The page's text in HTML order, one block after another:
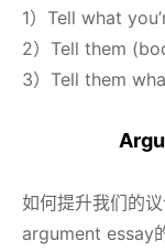
1）Tell what
2）Tell them
3）Tell them
如何提升我们的
argument essay